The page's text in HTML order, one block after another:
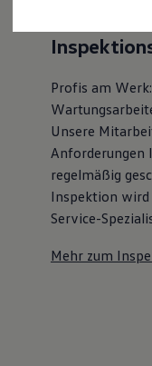
Autonomes
Mehr zum ID.
California Welt
California
California
Vanlife
California
California
Profis am
Unsere
Anforderungen
regelmäßig
Inspektion wird
Service-
Mehr zum